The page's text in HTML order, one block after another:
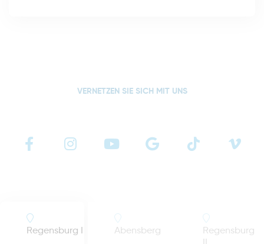
VERNETZEN SIE SICH MIT UNS
Regensburg I Abensberg
Regensburg